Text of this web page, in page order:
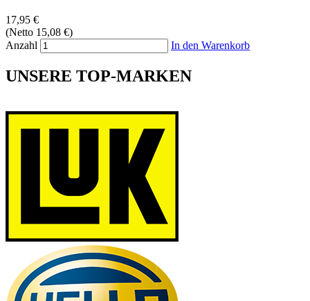
17,95 €
(Netto 15,08 €)
Anzahl
In den Warenkorb
UNSERE TOP-MARKEN